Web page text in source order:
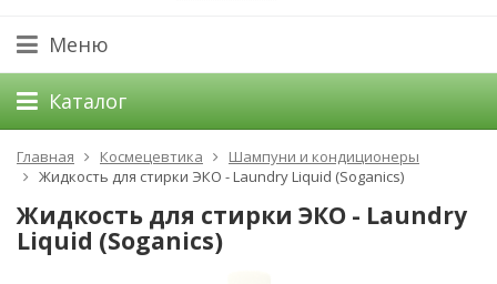
Меню
Каталог
Главная Космецевтика
Шампуни и кондиционеры
Жидкость для стирки ЭКО - Laundry Liquid (Soganics)
Жидкость для стирки ЭКО - Laundry
Liquid (Soganics)